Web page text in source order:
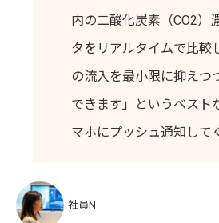
内の二酸化炭素（CO2）
タをリアルタイムで比較
の流入を最小限に抑えつ
できます」というベスト
マホにプッシュ通知して
社員N